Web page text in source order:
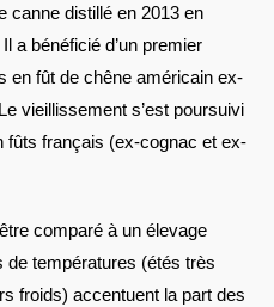
canne distillé en 2013 en
a bénéficié d’un premier
en fût de chêne américain ex-
vieillissement s’est poursuivi
fûts français (ex-cognac et ex-
comparé à un élevage
de températures (étés très
froids) accentuent la part des